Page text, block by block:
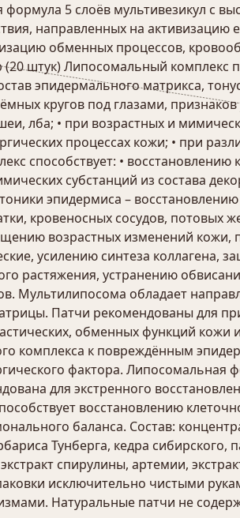
5 слоёв мультивезикул с
направленных на активизацию
обменных процессов,
(20 штук) Липосомальный
эпидермального матрикса,
кругов под глазами, признаков
лба; • при возрастных и
процессах кожи; • при
способствует: • восстановлению
субстанций из состава
эпидермиса –
кровеносных сосудов, потовых
возрастных изменений кожи,
усилению синтеза коллагена,
растяжения, устранению
Мультилипосома обладает
Патчи рекомендованы для
обменных функций кожи и
комплекса к повреждённым
фактора. Липосомальная
для экстренного
восстановлению
баланса. Состав:
Тунберга, кедра
спирулины, артемии,
исключительно чистыми
Натуральные патчи не